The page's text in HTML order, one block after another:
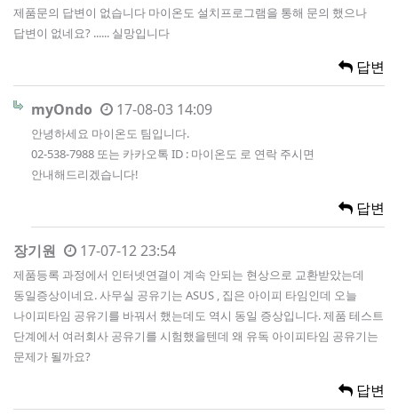
제품문의 답변이 없습니다 마이온도 설치프로그램을 통해 문의 했으나
답변이 없네요? ...... 실망입니다
답변
myOndo 17-08-03 14:09
안녕하세요 마이온도 팀입니다.
02-538-7988 또는 카카오톡 ID : 마이온도 로 연락 주시면
안내해드리겠습니다!
답변
장기원 17-07-12 23:54
제품등록 과정에서 인터넷연결이 계속 안되는 현상으로 교환받았는데
동일증상이네요. 사무실 공유기는 ASUS , 집은 아이피 타임인데 오늘
나이피타임 공유기를 바꿔서 했는데도 역시 동일 증상입니다. 제품 테스트
단계에서 여러회사 공유기를 시험했을텐데 왜 유독 아이피타임 공유기는
문제가 될까요?
답변